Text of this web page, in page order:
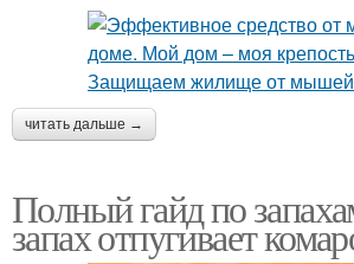
читать дальше →
Полный гайд по
запах отпугивает